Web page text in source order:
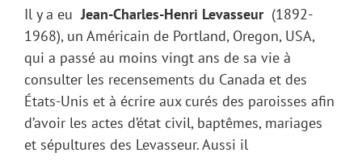
Il y a euJean-Charles-Henri Levasseur (1892-
1968), un Américain de Portland, Oregon, USA,
qui a passé au moins vingt ans de sa vie à
consulter les recensements du Canada et des
États-Unis et à écrire aux curés des paroisses afin
d’avoir les actes d’état civil, baptêmes, mariages
et sépultures des Levasseur. Aussi il